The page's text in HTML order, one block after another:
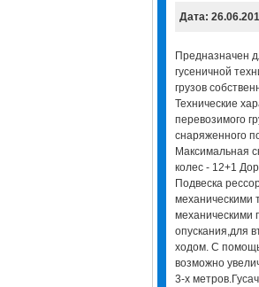
Дата:
Предназначен
гусеничной
грузов
Технические
перевозимого
снаряженного
Максимальная
колес - 12+1
Подвеска
механическими
опускания,для
ходом. С
возможно
3-х